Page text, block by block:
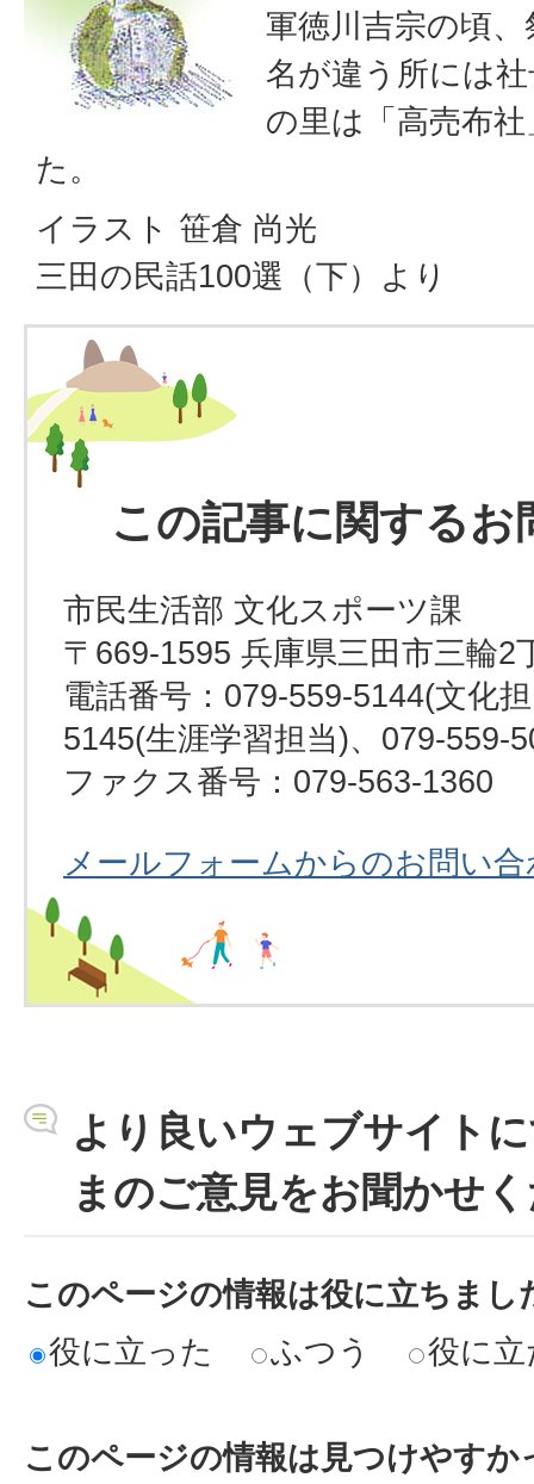
軍徳川吉宗の頃
名が違う所には
の里は「高売布
た。
イラスト 笹倉 尚光
三田の民話100選（下）より
この記事に関するお
市民生活部 文化スポーツ課
〒669-1595 兵庫県三田市三輪2
電話番号：079-559-5144(文化
5145(生涯学習担当)、079-559-
ファクス番号：079-563-1360
メールフォームからのお問い
より良いウェブサイト
まのご意見をお聞かせ
このページの情報は役に立ちまし
役に立った
ふつう 役に
このページの情報は見つけやすか